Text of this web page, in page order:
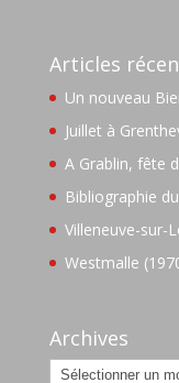
Articles
Un nouveau
Juillet à
A Grablin, fête
Bibliographie
Villeneuve-sur-
Westmalle
Archives
Archives